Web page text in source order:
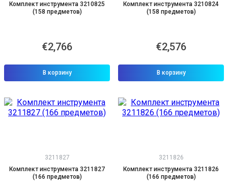
Комплект инструмента 3210825
(158 предметов)
€2,766
В корзину
Комплект инструмента 3210824
(158 предметов)
€2,576
В корзину
3211827
Комплект инструмента 3211827
(166 предметов)
3211826
Комплект инструмента 3211826
(166 предметов)